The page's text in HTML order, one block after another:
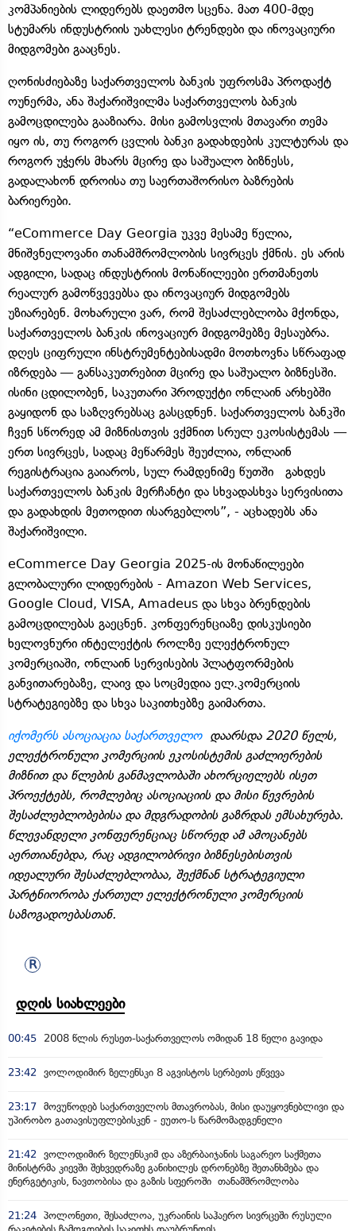
კომპანიების ლიდერებს დაეთმო სცენა. მათ 400-მდე
სტუმარს ინდუსტრიის უახლესი ტრენდები და ინოვაციური
მიდგომები გააცნეს.
ღონისძიებაზე საქართველოს ბანკის უფროსმა პროდაქტ
ოუნერმა, ანა შაქარიშვილმა საქართველოს ბანკის
გამოცდილება გააზიარა. მისი გამოსვლის მთავარი თემა
იყო ის, თუ როგორ ცვლის ბანკი გადახდების კულტურას და
როგორ უჭერს მხარს მცირე და საშუალო ბიზნესს,
გადალახონ დროისა თუ საერთაშორისო ბაზრების
ბარიერები.
“eCommerce Day Georgia უკვე მესამე წელია,
მნიშვნელოვანი თანამშრომლობის სივრცეს ქმნის. ეს არის
ადგილი, სადაც ინდუსტრიის მონაწილეები ერთმანეთს
რეალურ გამოწვევებსა და ინოვაციურ მიდგომებს
უზიარებენ. მოხარული ვარ, რომ შესაძლებლობა მქონდა,
საქართველოს ბანკის ინოვაციურ მიდგომებზე მესაუბრა.
დღეს ციფრული ინსტრუმენტებისადმი მოთხოვნა სწრაფად
იზრდება — განსაკუთრებით მცირე და საშუალო ბიზნესში.
ისინი ცდილობენ, საკუთარი პროდუქტი ონლაინ არხებში
გაყიდონ და საზღვრებსაც გასცდნენ. საქართველოს ბანკში
ჩვენ სწორედ ამ მიზნისთვის ვქმნით სრულ ეკოსისტემას —
ერთ სივრცეს, სადაც მეწარმეს შეუძლია, ონლაინ
რეგისტრაცია გაიაროს, სულ რამდენიმე წუთში გახდეს
საქართველოს ბანკის მერჩანტი და სხვადასხვა სერვისითა
და გადახდის მეთოდით ისარგებლოს”, - აცხადებს ანა
შაქარიშვილი.
eCommerce Day Georgia 2025-ის მონაწილეები
გლობალური ლიდერების - Amazon Web Services,
Google Cloud, VISA, Amadeus და სხვა ბრენდების
გამოცდილებას გაეცნენ. კონფერენციაზე დისკუსიები
ხელოვნური ინტელექტის როლზე ელექტრონულ
კომერციაში, ონლაინ სერვისების პლატფორმების
განვითარებაზე, ლაივ და სოცმედია ელ.კომერციის
სტრატეგიებზე და სხვა საკითხებზე გაიმართა.
იქომერს ასოციაცია საქართველო დაარსდა 2020 წელს,
ელექტრონული კომერციის ეკოსისტემის გაძლიერების
მიზნით და წლების განმავლობაში ახორციელებს ისეთ
პროექტებს, რომლებიც ასოციაციის და მისი წევრების
შესაძლებლობებისა და მდგრადობის გაზრდას ემსახურება.
წლევანდელი კონფერენციაც სწორედ ამ ამოცანებს
აერთიანებდა, რაც ადგილობრივი ბიზნესებისთვის
იდეალური შესაძლებლობაა, შექმნან სტრატეგიული
პარტნიორობა ქართულ ელექტრონული კომერციის
საზოგადოებასთან.
დღის სიახლეები
00:45 2008 წლის რუსეთ-საქართველოს ომიდან 18 წელი გავიდა
23:42 ვოლოდიმირ ზელენსკი 8 აგვისტოს სერბეთს ეწვევა
23:17 მოვუწოდებ საქართველოს მთავრობას, მისი დაუყოვნებლივი და
უპირობო გათავისუფლებისკენ - ეუთო-ს წარმომადგენელი
21:42
ვოლოდიმირ ზელენსკიმ და აზერბაიჯანის საგარეო საქმეთა
მინისტრმა კიევში შეხვედრაზე განიხილეს დრონებზე შეთანხმება და
ენერგეტიკის, ნავთობისა და გაზის სფეროში თანამშრომლობა
21:24 პოლონეთი, შესაძლოა, უკრაინის საჰაერო სივრცეში რუსული